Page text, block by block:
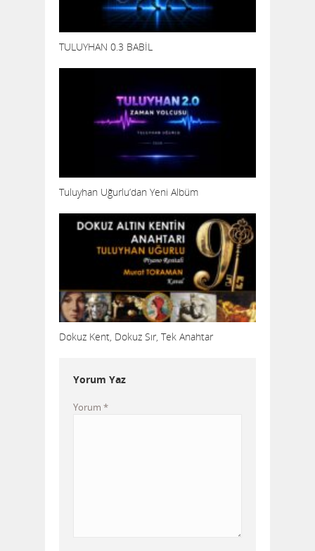
TULUYHAN 0.3 BABİL
Tuluyhan Uğurlu’dan Yeni Albüm
Dokuz Kent, Dokuz Sır, Tek Anahtar
Yorum Yaz
Yorum *